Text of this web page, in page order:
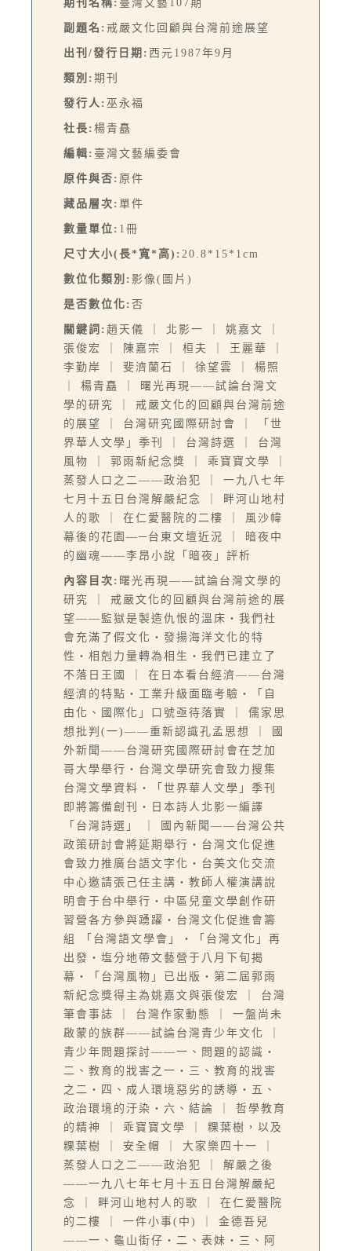
期刊名稱: 臺灣文藝107期
副題名: 戒嚴文化回顧與台灣前途展望
出刊/發行日期: 西元1987年9月
類別: 期刊
發行人: 巫永福
社長: 楊青矗
編輯: 臺灣文藝編委會
原件與否: 原件
藏品層次: 單件
數量單位: 1冊
尺寸大小(長*寬*高): 20.8*15*1cm
數位化類別: 影像(圖片)
是否數位化: 否
關鍵詞: 趙天儀 ｜ 北影一 ｜ 姚嘉文 ｜
張俊宏 ｜ 陳嘉宗 ｜ 桓夫 ｜ 王麗華 ｜
李勤岸 ｜ 斐濟蘭石 ｜ 徐望雲 ｜ 楊照
｜ 楊青矗 ｜ 曙光再現——試論台灣文
學的研究 ｜ 戒嚴文化的回顧與台灣前途
的展望 ｜ 台灣研究國際研討會 ｜ 「世
界華人文學」季刊 ｜ 台灣詩選 ｜ 台灣
風物 ｜ 郭雨新紀念獎 ｜ 乖寶寶文學 ｜
蒸發人口之二——政治犯 ｜ 一九八七年
七月十五日台灣解嚴紀念 ｜ 畔河山地村
人的歌 ｜ 在仁愛醫院的二樓 ｜ 風沙幃
幕後的花園—─台東文壇近況 ｜ 暗夜中
的幽魂——李昂小說「暗夜」評析
內容目次: 曙光再現——試論台灣文學的
研究 ｜ 戒嚴文化的回顧與台灣前途的展
望——監獄是製造仇恨的溫床‧我們社
會充滿了假文化‧發揚海洋文化的特
性‧相剋力量轉為相生‧我們已建立了
不落日王國 ｜ 在日本看台經濟——台灣
經濟的特點‧工業升級面臨考驗‧「自
由化、國際化」口號亟待落實 ｜ 儒家思
想批判(一)——重新認識孔孟思想 ｜ 國
外新聞——台灣研究國際研討會在芝加
哥大學舉行‧台灣文學研究會致力搜集
台灣文學資料‧「世界華人文學」季刊
即將籌備創刊‧日本詩人北影一編譯
「台灣詩選」 ｜ 國內新聞——台灣公共
政策研討會將延期舉行‧台灣文化促進
會致力推廣台語文字化‧台美文化交流
中心邀請張己任主講‧教師人權演講說
明會于台中舉行‧中區兒童文學創作研
習營各方參與踴躍‧台灣文化促進會籌
組 「台灣語文學會」‧「台灣文化」再
出發‧塩分地帶文藝營于八月下旬揭
幕‧「台灣風物」已出版‧第二屆郭雨
新紀念獎得主為姚嘉文與張俊宏 ｜ 台灣
筆會事誌 ｜ 台灣作家動態 ｜ 一盤尚未
啟蒙的族群——試論台灣青少年文化 ｜
青少年問題探討——一、問題的認識‧
二、教育的戕害之一‧三、教育的戕害
之二‧四、成人環境惡劣的誘導‧五、
政治環境的汙染‧六、結論 ｜ 哲學教育
的精神 ｜ 乖寶寶文學 ｜ 粿葉樹，以及
粿葉樹 ｜ 安全帽 ｜ 大家樂四十一 ｜
蒸發人口之二——政治犯 ｜ 解嚴之後
——一九八七年七月十五日台灣解嚴紀
念 ｜ 畔河山地村人的歌 ｜ 在仁愛醫院
的二樓 ｜ 一件小事(中) ｜ 金德吾兒
——一、龜山街仔‧二、表妹‧三、阿